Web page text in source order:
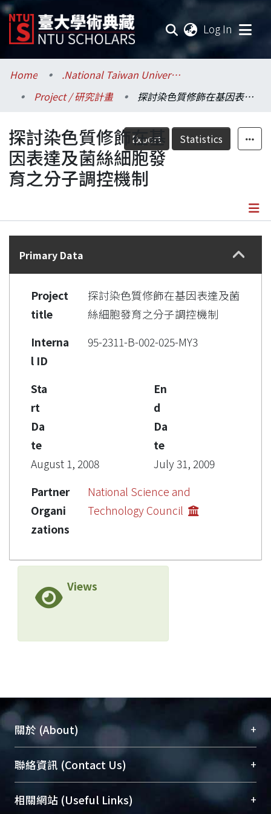
Log In
Communities & Collections
Research Outputs
Fundings & Projects
Researchers
Statistics
Home
.National Taiwan University / 國立臺灣大學
Project / 研究計畫
探討染色質修飾在基因表達及菌絲細胞發育之分子調控機制
Export Statistics
探討染色質修飾在基
因表達及菌絲細胞發
育之分子調控機制
Details
Primary Data
Project
title
探討染色質修飾在基因表達及菌
絲細胞發育之分子調控機制
Interna
l ID
95-2311-B-002-025-MY3
Sta
rt
Da
te
August 1, 2008
En
d
Da
te
July 31, 2009
Partner
Organi
zations
National Science and
Technology Council
Views
關於 (About) +
臺大位居世界頂尖大學之列，為永久珍藏及向國際
展現本校豐碩的研究成果及學術能量，圖書館整合
機構典藏（NTUR）與學術庫（AH）不同功能平
聯絡資訊 (Contact Us) +
總館學科館員(Main Library)
相關網站 (Useful Links) +